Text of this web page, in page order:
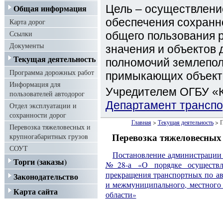
Общая информация
Карта дорог
Ссылки
Документы
Текущая деятельность
Программа дорожных работ
Информация для
пользователей автодорог
Отдел эксплуатации и
сохранности дорог
Перевозка тяжеловесных и
крупногабаритных грузов
СОУТ
Торги (заказы)
Законодательство
Карта сайта
Цель –
обеспечения
общего пользования
значения и объектов
полномочий
примыкающих
Учредителем ОГБУ
Департамент
Главная> Текущая деятельность>
Перевозка
Постановление
№28-а «О порядке
прекращения транспортных по
и межмуниципального,
области»